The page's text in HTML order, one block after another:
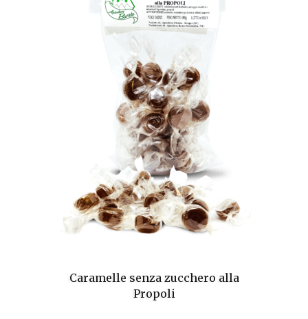
Caramelle senza zucchero alla
Propoli